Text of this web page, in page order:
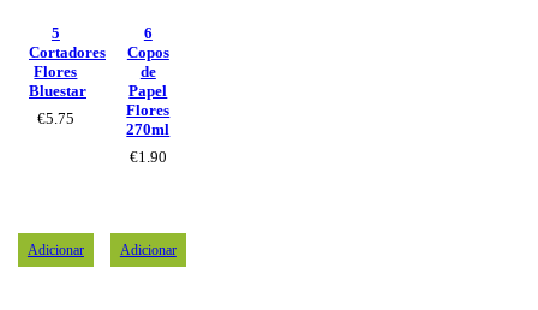
5
Cortadores
Flores
Bluestar
€5.75
6
Copos
de
Papel
Flores
270ml
€1.90
Adicionar Adicionar